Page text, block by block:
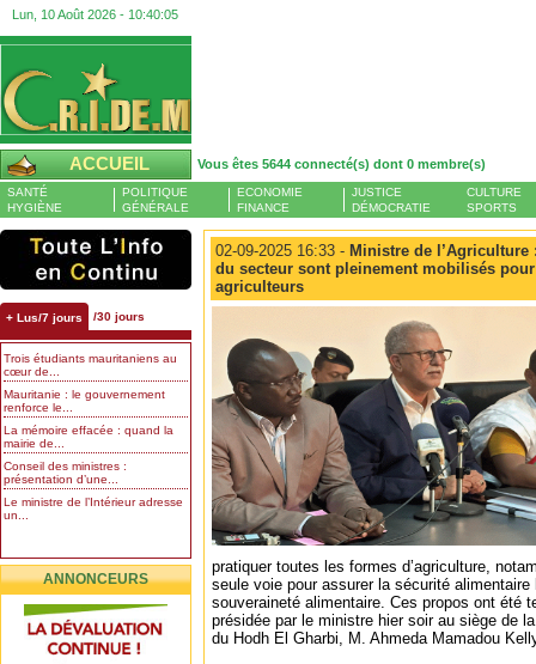
Lun, 10 Août 2026 - 10:40:05
ACCUEIL Vous êtes 5644 connecté(s) dont 0 membre(s)
SANTÉ
HYGIÈNE
POLITIQUE
GÉNÉRALE
ECONOMIE
FINANCE
JUSTICE
DÉMOCRATIE
CULTURE
SPORTS
+ Lus/7 jours /30 jours
Trois étudiants mauritaniens au
cœur de...
Mauritanie : le gouvernement
renforce le...
La mémoire effacée : quand la
mairie de...
Conseil des ministres :
présentation d’une...
Le ministre de l’Intérieur adresse
un...
ANNONCEURS
02-09-2025 16:33 - Ministre de
du secteur sont pleinement mobilisés
agriculteurs
pratiquer toutes les formes d’agriculture,
seule voie pour assurer la sécurité
souveraineté alimentaire. Ces propos ont été
présidée par le ministre hier soir au siège de
du Hodh El Gharbi, M. Ahmeda Mamadou